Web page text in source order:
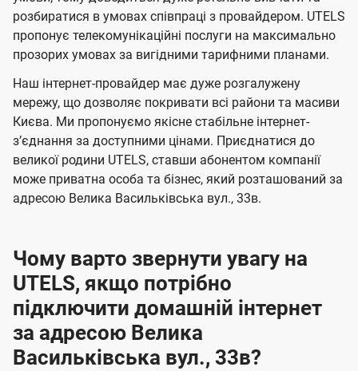
і
ї
U
t
e
l
s
б
а
ч
е
н
н
я
м
б
а
ч
е
н
н
я
м
розбиратися в умовах співпраці з провайдером. UTELS
пропонує телекомунікаційні послуги на максимально
прозорих умовах за вигідними тарифними планами.
Наш інтернет-провайдер має дуже розгалужену
мережу, що дозволяє покривати всі райони та масиви
Києва. Ми пропонуємо якісне стабільне інтернет-
зʼєднання за доступними цінами. Приєднатися до
великої родини UTELS, ставши абонентом компанії
може приватна особа та бізнес, який розташований за
адресою Велика Васильківська вул., 33в.
Чому варто звернути увагу на
UTELS, якщо потрібно
підключити домашній інтернет
за адресою Велика
Васильківська вул., 33в?